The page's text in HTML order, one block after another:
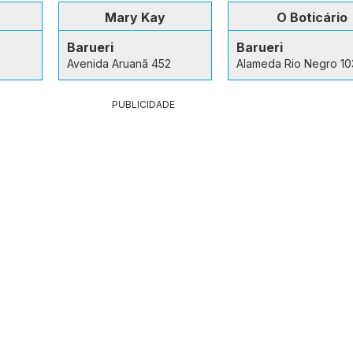
Mary Kay
Barueri
Avenida Aruanã 452
O Boticário
Barueri
Alameda Rio Negro
PUBLICIDADE